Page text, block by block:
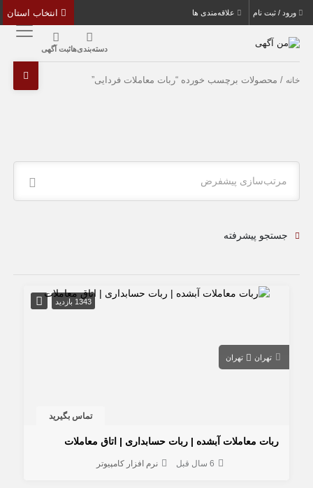
ورود / ثبت نام علاقه‌مندی ها
دسته‌بندی‌هاثبت آگهی
خانه / محصولات برچسب خورده “ربات معاملات فردایی”
مرتب‌سازی پیشفرض
جستجو پیشرفته
1343 بازدید
تهران تهران
تماس بگیرید
ربات معاملات آبشده | ربات حسابداری | اتاق معاملات
6 سال قبل نرم افزار کامپیوتر